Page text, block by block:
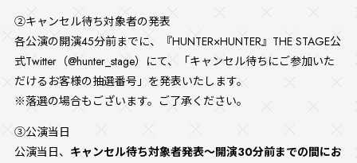
②キャンセル待ち対象者の発表
各公演の開演45分前までに、『HUNTER×HUNTER』THE STAGE公
式Twitter（@hunter_stage）にて、「キャンセル待ちにご参加いた
だけるお客様の抽選番号」を発表いたします。
※落選の場合もございます。ご了承ください。
③公演当日
公演当日、 キャンセル待ち対象者発表～開演30分前までの間にお